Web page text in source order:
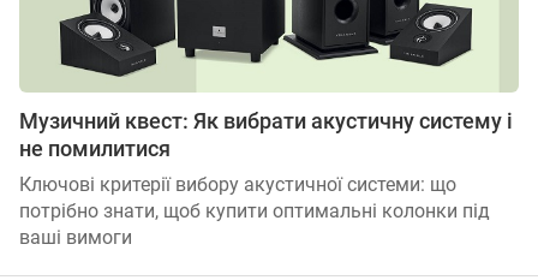
Музичний квест: Як вибрати акустичну систему і
не помилитися
Ключові критерії вибору акустичної системи: що
потрібно знати, щоб купити оптимальні колонки під
ваші вимоги